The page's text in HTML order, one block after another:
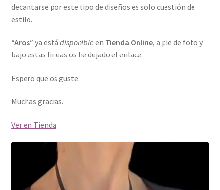
decantarse por este tipo de diseños es solo cuestión de
estilo.
“Aros” ya está disponible en Tienda Online, a pie de foto y
bajo estas lineas os he dejado el enlace.
Espero que os guste.
Muchas gracias.
Ver en Tienda